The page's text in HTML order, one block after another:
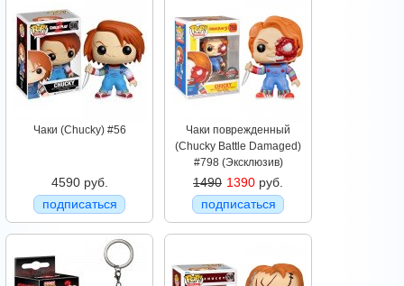
Чаки (Chucky) #56
4590 руб.
подписаться
Чаки поврежденный
(Chucky Battle Damaged)
#798 (Эксклюзив)
1490 1390 руб.
подписаться